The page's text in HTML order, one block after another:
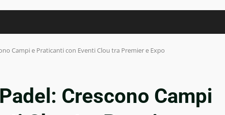
Campi e Praticanti con Eventi Clou tra Premier e Expo
Crescono Campi